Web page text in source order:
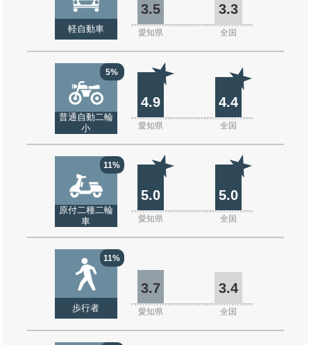
軽自動車
3.5 3.3
愛知県 全国
5%
普通自動二輪
小
4.9 4.4
愛知県 全国
11%
原付二種二輪
車
5.0 5.0
愛知県 全国
11%
歩行者
3.7 3.4
愛知県 全国